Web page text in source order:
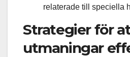
relaterade till speciella
Strategier för
utmaningar